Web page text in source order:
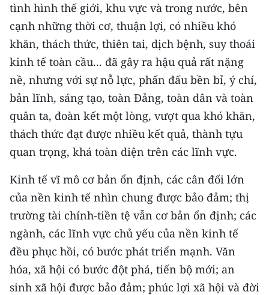
Đồng bằng sông Hồng
Bắc Trung Bộ
Duyên hải Nam Trung Bộ và Tây
Nguyên
Đông Nam Bộ
Đồng bằng sông Cửu Long
Chuyên trang Hà Nội
Chuyên trang TP. Hồ Chí Minh
CHUYÊN ĐỀ
CÁC CHUYÊN TRANG
VỀ BÁO NHÂN DÂN
tình hình thế giới, khu vực và trong nước, bên
cạnh những thời cơ, thuận lợi, có nhiều khó
khăn, thách thức, thiên tai, dịch bệnh, suy thoái
kinh tế toàn cầu... đã gây ra hậu quả rất nặng
nề, nhưng với sự nỗ lực, phấn đấu bền bỉ, ý chí,
bản lĩnh, sáng tạo, toàn Đảng, toàn dân và toàn
quân ta, đoàn kết một lòng, vượt qua khó khăn,
thách thức đạt được nhiều kết quả, thành tựu
quan trọng, khá toàn diện trên các lĩnh vực.
Kinh tế vĩ mô cơ bản ổn định, các cân đối lớn
của nền kinh tế nhìn chung được bảo đảm; thị
trường tài chính-tiền tệ vẫn cơ bản ổn định; các
ngành, các lĩnh vực chủ yếu của nền kinh tế
đều phục hồi, có bước phát triển mạnh. Văn
hóa, xã hội có bước đột phá, tiến bộ mới; an
sinh xã hội được bảo đảm; phúc lợi xã hội và đời